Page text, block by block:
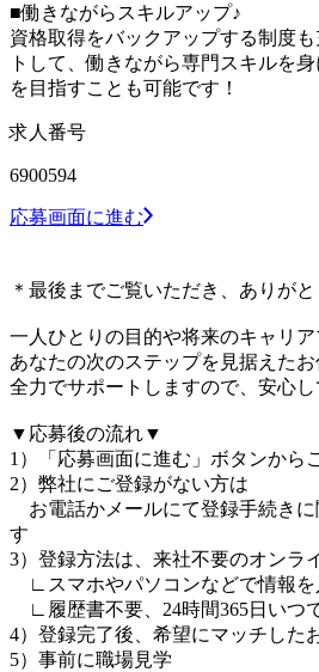
■働きながらスキルアップ♪
資格取得をバックアップする制度
トして、働きながら専門スキルを
を目指すことも可能です！
求人番号
6900594
応募画面に進む
＊最後までご覧いただき、ありが
一人ひとりの目的や将来のキャリ
あなたの次のステップを見据えた
全力でサポートしますので、安心
▼応募後の流れ▼
1）「応募画面に進む」ボタンから
2）弊社にご登録がない方は
お電話かメールにて登録手続きに
す
3）登録方法は、来社不要のオンラ
∟スマホやパソコンなどで情報を
∟履歴書不要、24時間365日いつ
4）登録完了後、希望にマッチした
5）事前に職場見学